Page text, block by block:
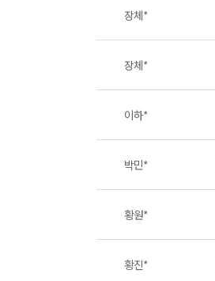
장체*
장체*
이하*
박민*
황원*
황진*